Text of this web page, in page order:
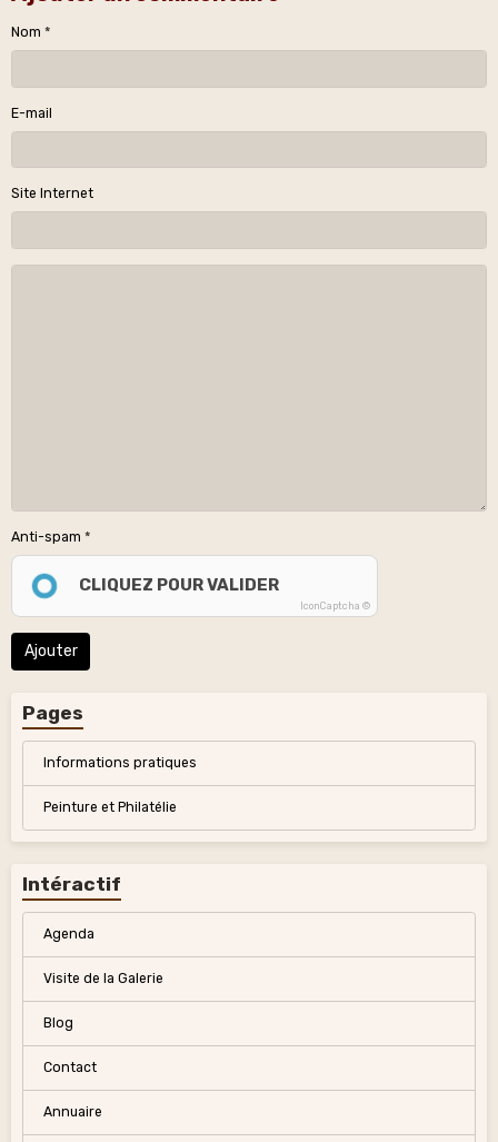
Nom
E-mail
Site Internet
Anti-spam
CLIQUEZ POUR VALIDER
IconCaptcha ©
Ajouter
Pages
Informations pratiques
Peinture et Philatélie
Intéractif
Agenda
Visite de la Galerie
Blog
Contact
Annuaire